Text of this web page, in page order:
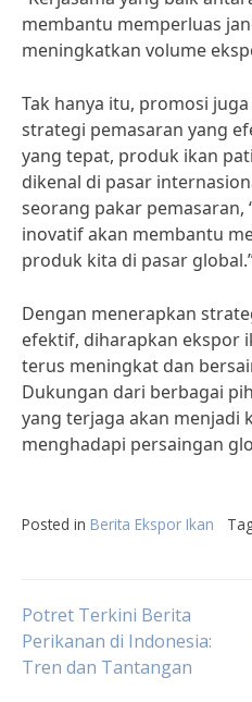
membantu memperluas
meningkatkan volume
Tak hanya itu, promosi
strategi pemasaran yang
yang tepat, produk ikan
dikenal di pasar
seorang pakar pemasaran,
inovatif akan membantu
produk kita di pasar
Dengan menerapkan
efektif, diharapkan ekspor
terus meningkat dan
Dukungan dari berbagai
yang terjaga akan menjadi
menghadapi persaingan
Posted in Berita Ekspor Ikan
Post
navigation
Potret Terkini Berita
Perikanan di Indonesia:
Tren dan Tantangan